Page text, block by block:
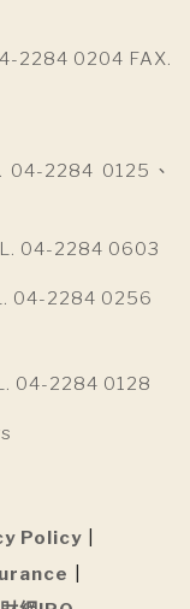
2284 0204 FAX.
04-2284 0125、
04-2284 0603
04-2284 0256
04-2284 0128
Policy